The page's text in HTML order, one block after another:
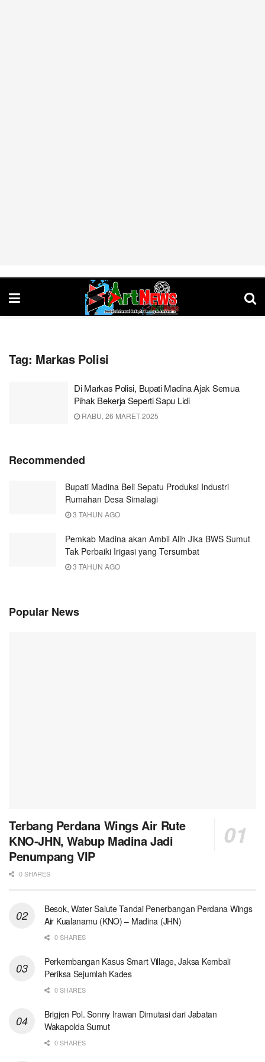
Tag: Markas Polisi
Di Markas Polisi, Bupati Madina Ajak Semua
Pihak Bekerja Seperti Sapu Lidi
RABU, 26 MARET 2025
Recommended
Bupati Madina Beli Sepatu Produksi Industri
Rumahan Desa Simalagi
3 TAHUN AGO
Pemkab Madina akan Ambil Alih Jika BWS Sumut
Tak Perbaiki Irigasi yang Tersumbat
3 TAHUN AGO
Popular News
Terbang Perdana Wings Air Rute
KNO-JHN, Wabup Madina Jadi
Penumpang VIP
0 SHARES
Besok, Water Salute Tandai Penerbangan Perdana Wings
Air Kualanamu (KNO) – Madina (JHN)
0 SHARES
Perkembangan Kasus Smart Village, Jaksa Kembali
Periksa Sejumlah Kades
0 SHARES
Brigjen Pol. Sonny Irawan Dimutasi dari Jabatan
Wakapolda Sumut
0 SHARES